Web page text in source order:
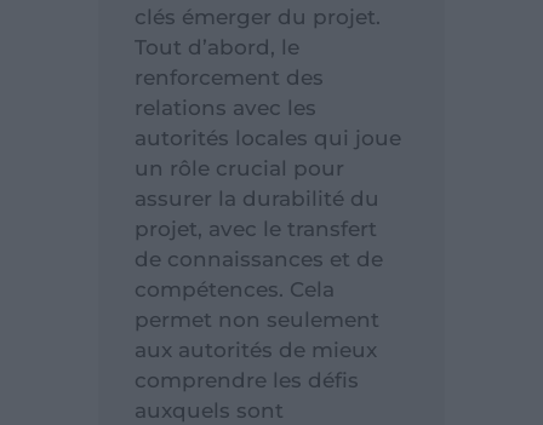
clés émerger du projet.
Tout d’abord, le
renforcement des
relations avec les
autorités locales qui joue
un rôle crucial pour
assurer la durabilité du
projet, avec le transfert
de connaissances et de
compétences. Cela
permet non seulement
aux autorités de mieux
comprendre les défis
auxquels sont